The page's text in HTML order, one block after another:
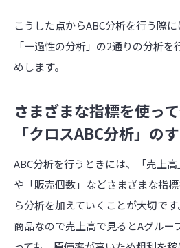
こうした点からABC分析を行う際
「一過性の分析」の2通りの分析
めします。
さまざまな指標を使っ
「クロスABC分析」の
ABC分析を行うときには、「売上高
や「販売個数」などさまざまな指
ら分析を加えていくことが大切で
商品なので売上高で見るとAグルー